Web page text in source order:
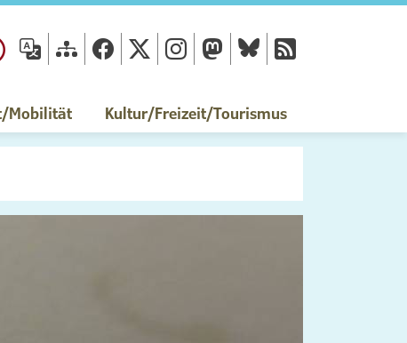
Mobilität Kultur/Freizeit/Tourismus